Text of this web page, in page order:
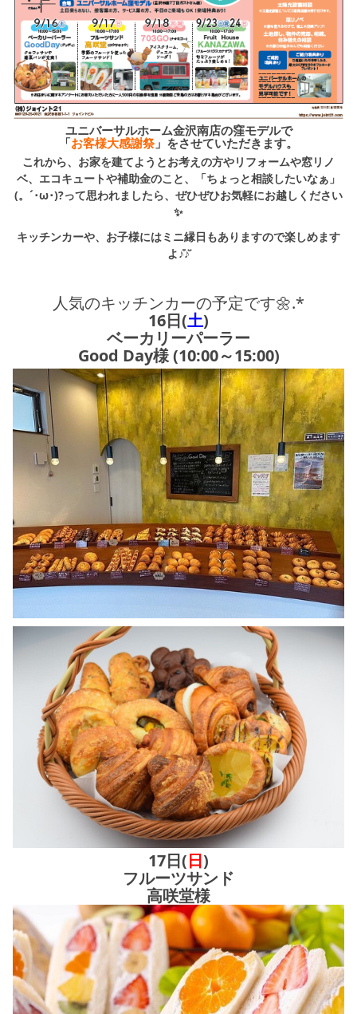
企業情報
お問い合わせ
ユニバーサルホーム金沢南店の窪モデルで
「お客様大感謝祭 」をさせていただきます。
これから、お家を建てようとお考えの方やリフォームや窓リノ
ベ、エコキュートや補助金のこと、「ちょっと相談したいなぁ」
(。´･ω･)?って思われましたら、ぜひぜひお気軽にお越しください
✨
キッチンカーや、お子様にはミニ縁日もありますので楽しめます
よ♪̊̈♪̆̈
人気のキッチンカーの予定です🌼.*
16日(土)
ベーカリーパーラー
Good Day様 (10:00～15:00)
17日(日)
フルーツサンド
高咲堂様